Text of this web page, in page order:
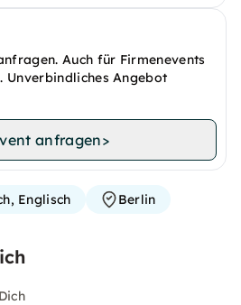
Auch für Firmenevents
Angebot
anfragen>
Englisch Berlin